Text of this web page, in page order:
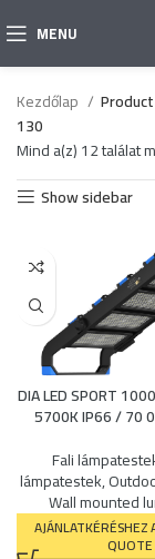
MENU
Kezdőlap
130
Mind a(z) 12 találat
Show sidebar
DIA LED SPORT
5700K IP66 / 70
Fali
lámpatestek,
Wall mounted
QUOTE